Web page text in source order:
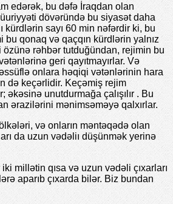
edərək, bu dəfə İraqdan olan
dövəründə bu siyasət daha
kürdlərin sayı 60 min nəfərdir ki, bu
qonaq və qaçqın kürdlərin yalnız
rəhbər tutduğündan, rejimin bu
geri qayıtmayırlar. Və
onlara həqiqi vətənlərinin hara
də keçərlidir. Keçəmiş rejim
unutdurmağa çalışılır . Bu
ərazilərini mənimsəməyə qalxırlar.
və onların məntəqədə olan
da uzun vədəliı düşünmək yerinə
millətin qısa və uzun vədəli çıxarları
aparıb çıxarda bilər. Biz bundan